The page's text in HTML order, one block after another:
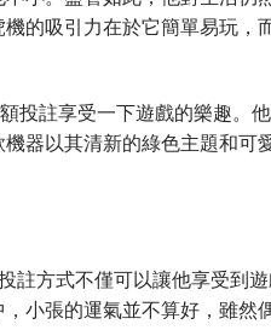
的吸引力在於它簡單易玩，
投註享受一下遊戲的樂趣。
器以其清新的綠色主題和可
註方式不僅可以讓他享受到
小張的運氣並不算好，雖然